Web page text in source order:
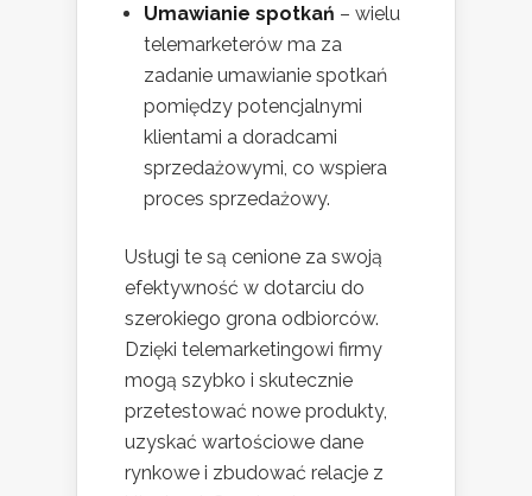
Umawianie spotkań – wielu
telemarketerów ma za
zadanie umawianie spotkań
pomiędzy potencjalnymi
klientami a doradcami
sprzedażowymi, co wspiera
proces sprzedażowy.
Usługi te są cenione za swoją
efektywność w dotarciu do
szerokiego grona odbiorców.
Dzięki telemarketingowi firmy
mogą szybko i skutecznie
przetestować nowe produkty,
uzyskać wartościowe dane
rynkowe i zbudować relacje z